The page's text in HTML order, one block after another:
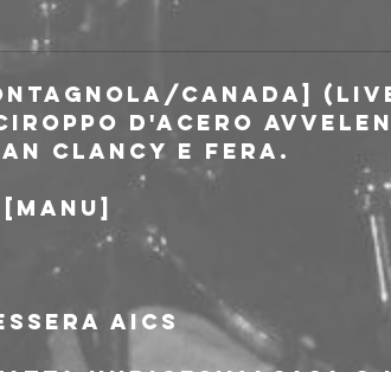
canada]
d'acero
Clancy e Fera.
AICS